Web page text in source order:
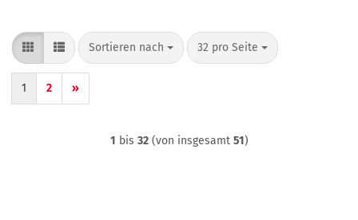
Sortieren nach
Sortieren nach 32 pro Seite
pro Seite
1 2 »
1 bis 32(von insgesamt 51)